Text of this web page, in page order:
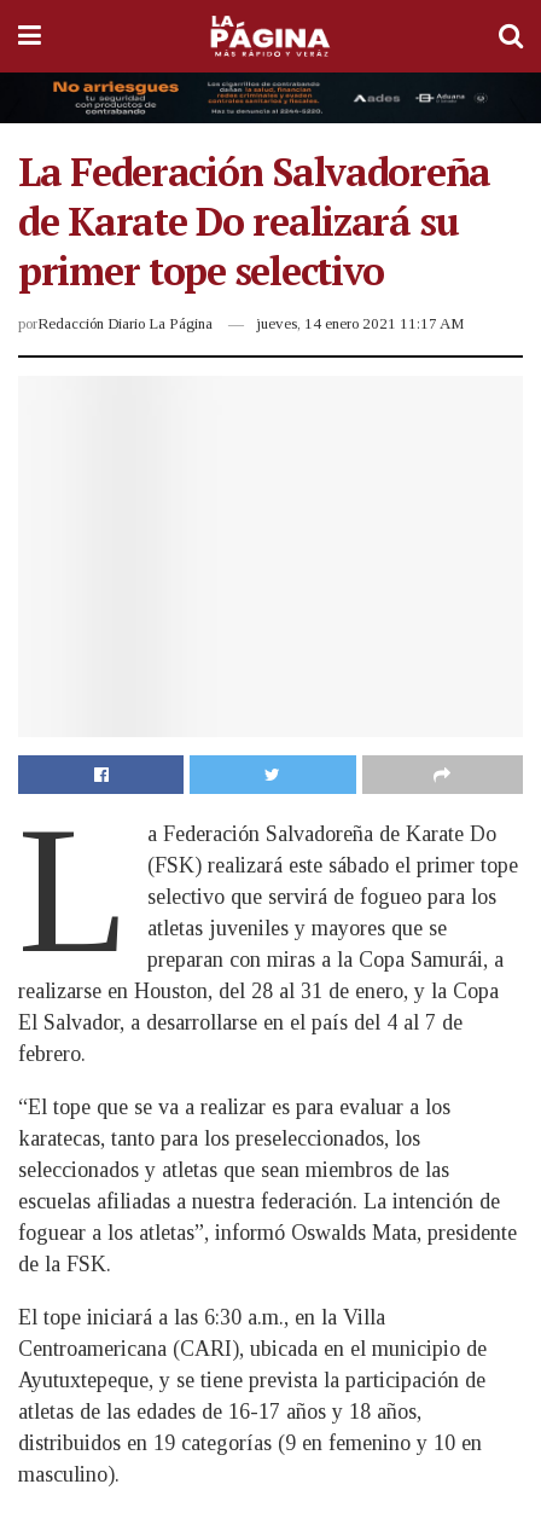
La Federación Salvadoreña
de Karate Do realizará su
primer tope selectivo
porRedacción Diario La Página jueves, 14 enero 2021 11:17 AM
L
a Federación Salvadoreña de Karate Do
(FSK) realizará este sábado el primer tope
selectivo que servirá de fogueo para los
atletas juveniles y mayores que se
preparan con miras a la Copa Samurái, a
realizarse en Houston, del 28 al 31 de enero, y la Copa
El Salvador, a desarrollarse en el país del 4 al 7 de
febrero.
“El tope que se va a realizar es para evaluar a los
karatecas, tanto para los preseleccionados, los
seleccionados y atletas que sean miembros de las
escuelas afiliadas a nuestra federación. La intención de
foguear a los atletas”, informó Oswalds Mata, presidente
de la FSK.
El tope iniciará a las 6:30 a.m., en la Villa
Centroamericana (CARI), ubicada en el municipio de
Ayutuxtepeque, y se tiene prevista la participación de
atletas de las edades de 16-17 años y 18 años,
distribuidos en 19 categorías (9 en femenino y 10 en
masculino).